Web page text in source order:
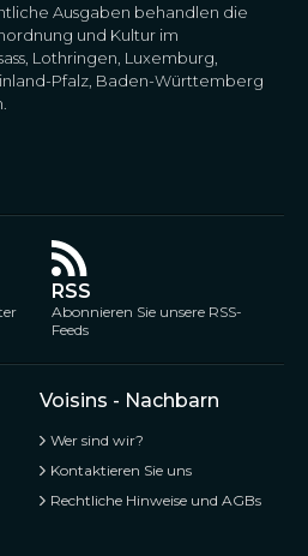
Ausgaben behandlen die
und Kultur im
Lothringen, Luxemburg,
Pfalz, Baden-Württemberg
RSS
Abonnieren Sie unsere RSS-
Feeds
Voisins - Nachbarn
Wer sind wir?
Kontaktieren Sie uns
Rechtliche Hinweise und AGBs